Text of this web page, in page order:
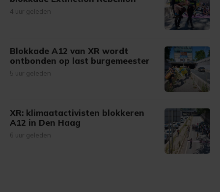
4 uur geleden
Blokkade A12 van XR wordt
ontbonden op last burgemeester
5 uur geleden
XR: klimaatactivisten blokkeren
A12 in Den Haag
6 uur geleden